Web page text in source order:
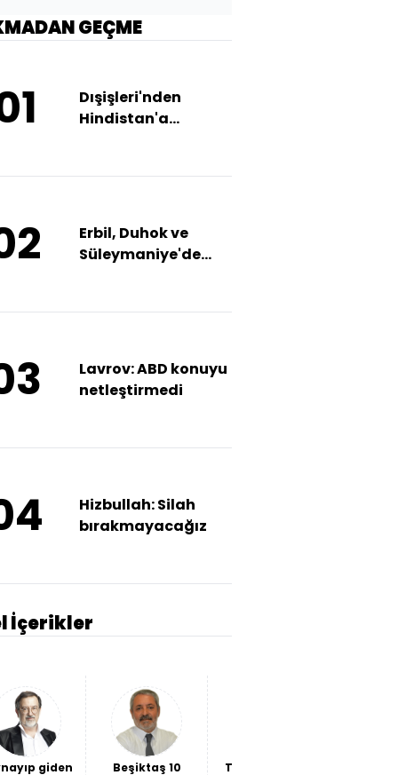
İçerikler
giden
Beşiktaş 10
THY bilançosu
GEÇME
Dışişleri'nden
Hindistan'a
Erbil, Duhok ve
Süleymaniye'de
Lavrov: ABD konuyu
netleştirmedi
Hizbullah: Silah
bırakmayacağız